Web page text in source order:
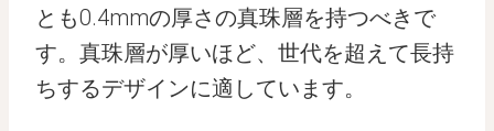
とも0.4mmの厚さの真珠層を持つべきで
す。真珠層が厚いほど、世代を超えて長持
ちするデザインに適しています。